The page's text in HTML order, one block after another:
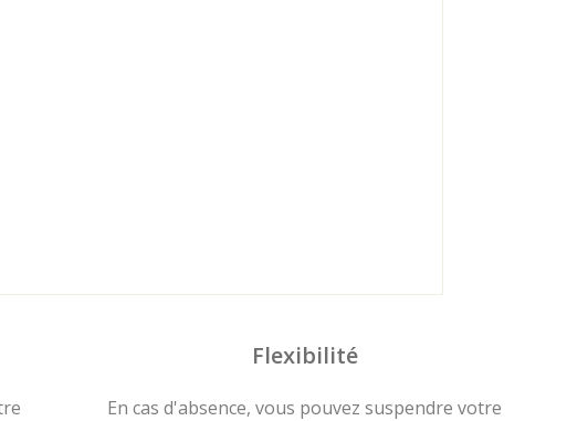
Flexibilité
En cas d'absence, vous pouvez suspendre votre